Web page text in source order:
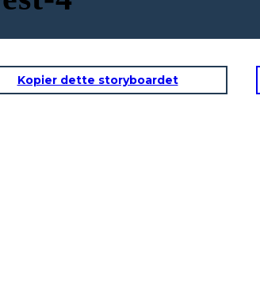
Kopier dette storyboardet